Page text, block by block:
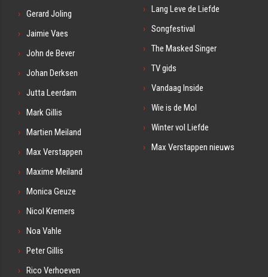
Gerard Joling
Jaimie Vaes
John de Bever
Johan Derksen
Jutta Leerdam
Mark Gillis
Martien Meiland
Max Verstappen
Maxime Meiland
Monica Geuze
Nicol Kremers
Noa Vahle
Peter Gillis
Rico Verhoeven
Lang Leve de Liefde
Songfestival
The Masked Singer
TV gids
Vandaag Inside
Wie is de Mol
Winter vol Liefde
Max Verstappen nieuws